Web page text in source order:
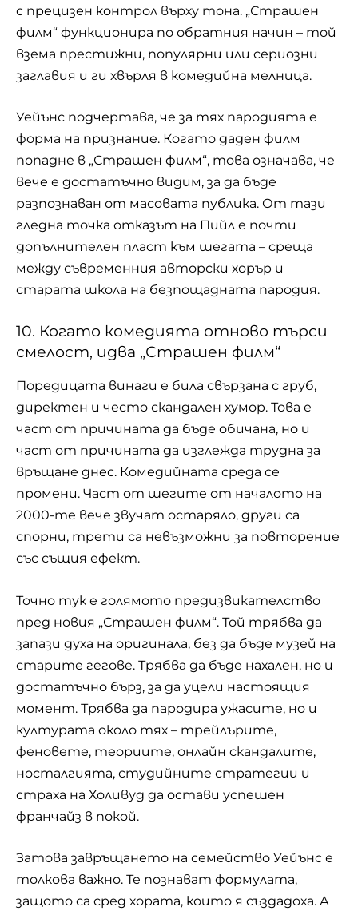
с прецизен контрол върху тона. „Страшен
филм“ функционира по обратния начин – той
взема престижни, популярни или сериозни
заглавия и ги хвърля в комедийна мелница.
Уейънс подчертава, че за тях пародията е
форма на признание. Когато даден филм
попадне в „Страшен филм“, това означава, че
вече е достатъчно видим, за да бъде
разпознаван от масовата публика. От тази
гледна точка отказът на Пийл е почти
допълнителен пласт към шегата – среща
между съвременния авторски хорър и
старата школа на безпощадната пародия.
10. Когато комедията отново търси
смелост, идва „Страшен филм“
Поредицата винаги е била свързана с груб,
директен и често скандален хумор. Това е
част от причината да бъде обичана, но и
част от причината да изглежда трудна за
връщане днес. Комедийната среда се
промени. Част от шегите от началото на
2000-те вече звучат остаряло, други са
спорни, трети са невъзможни за повторение
със същия ефект.
Точно тук е голямото предизвикателство
пред новия „Страшен филм“. Той трябва да
запази духа на оригинала, без да бъде музей на
старите гегове. Трябва да бъде нахален, но и
достатъчно бърз, за да уцели настоящия
момент. Трябва да пародира ужасите, но и
културата около тях – трейлърите,
феновете, теориите, онлайн скандалите,
носталгията, студийните стратегии и
страха на Холивуд да остави успешен
франчайз в покой.
Затова завръщането на семейство Уейънс е
толкова важно. Те познават формулата,
защото са сред хората, които я създадоха. А